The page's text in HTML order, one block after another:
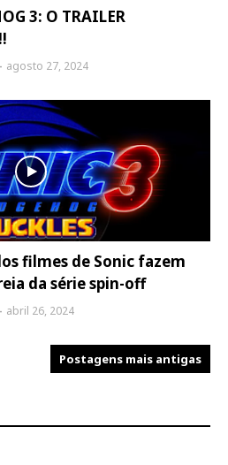
3: O TRAILER
agosto 27, 2024
filmes de Sonic fazem
da série spin-off
abril 26, 2024
Postagens mais antigas